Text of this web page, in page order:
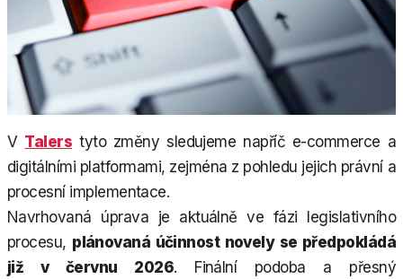
V Talers tyto změny sledujeme napříč e-commerce a
digitálními platformami, zejména z pohledu jejich právní a
procesní implementace.
Navrhovaná úprava je aktuálně ve fázi legislativního
procesu, plánovaná účinnost novely se předpokládá
již v červnu 2026. Finální podoba a přesný